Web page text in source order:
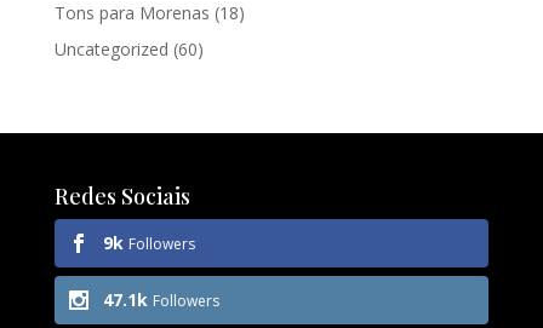
Tons para Morenas (18)
Uncategorized (60)
Redes Sociais
9k Followers
47.1k Followers